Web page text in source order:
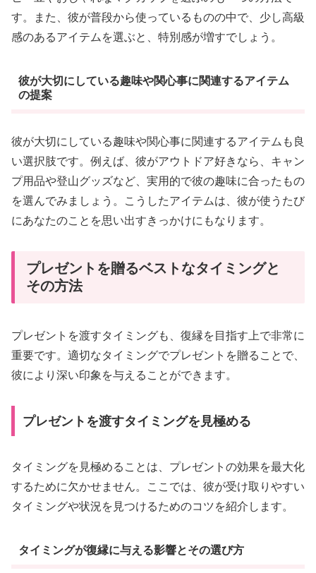
す。また、彼が普段から使っているものの中で、少し高級
感のあるアイテムを選ぶと、特別感が増すでしょう。
彼が大切にしている趣味や関心事に関連するアイテム
の提案
彼が大切にしている趣味や関心事に関連するアイテムも良
い選択肢です。例えば、彼がアウトドア好きなら、キャン
プ用品や登山グッズなど、実用的で彼の趣味に合ったもの
を選んでみましょう。こうしたアイテムは、彼が使うたび
にあなたのことを思い出すきっかけにもなります。
プレゼントを贈るベストなタイミングと
その方法
プレゼントを渡すタイミングも、復縁を目指す上で非常に
重要です。適切なタイミングでプレゼントを贈ることで、
彼により深い印象を与えることができます。
プレゼントを渡すタイミングを見極める
タイミングを見極めることは、プレゼントの効果を最大化
するために欠かせません。ここでは、彼が受け取りやすい
タイミングや状況を見つけるためのコツを紹介します。
タイミングが復縁に与える影響とその選び方